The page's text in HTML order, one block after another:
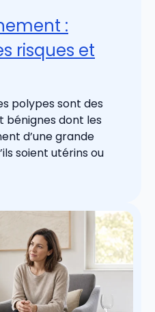
:
risques et
polypes sont des
bénignes dont les
d’une grande
soient utérins ou